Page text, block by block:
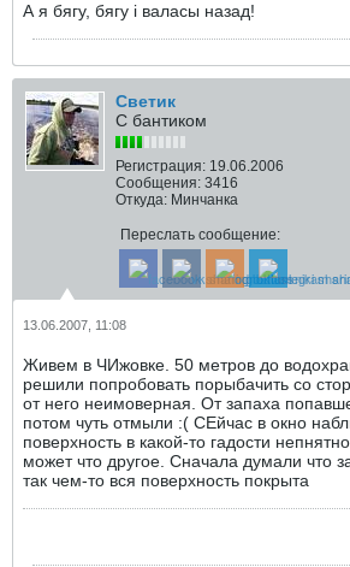
А я бягу, бягу i валасы назад!
Светик
С бантиком
Регистрация: 19.06.2006
Сообщения: 3416
Откуда: Минчанка
Переслать сообщение:
13.06.2007, 11:08
Живем в ЧИжовке. 50 метров до
решили попробовать порыбачить со
от него неимоверная. От запаха
потом чуть отмыли :( СЕйчас в окно
поверхность в какой-то гадости
может что другое. Сначала думали что
так чем-то вся поверхность покрыта